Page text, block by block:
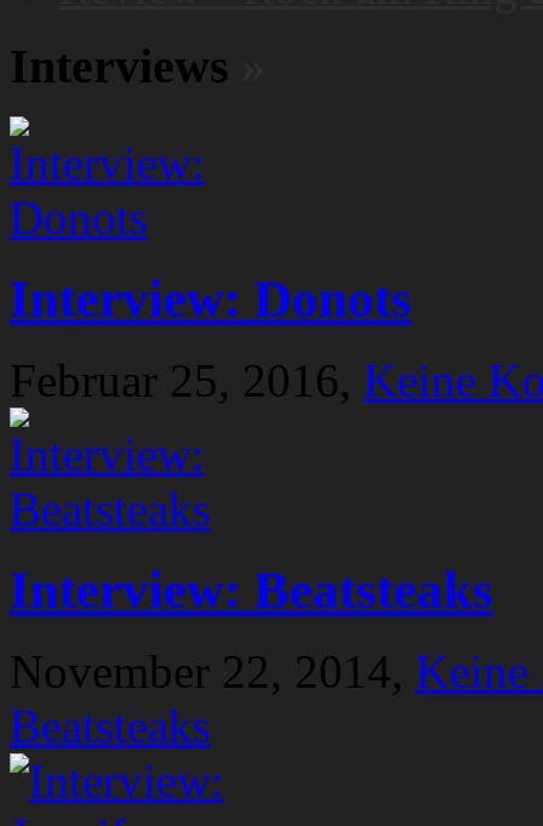
Interviews
Interview: Donots
Februar 25, 2016, Keine
Interview: Beatsteaks
November 22, 2014, Keine
Beatsteaks